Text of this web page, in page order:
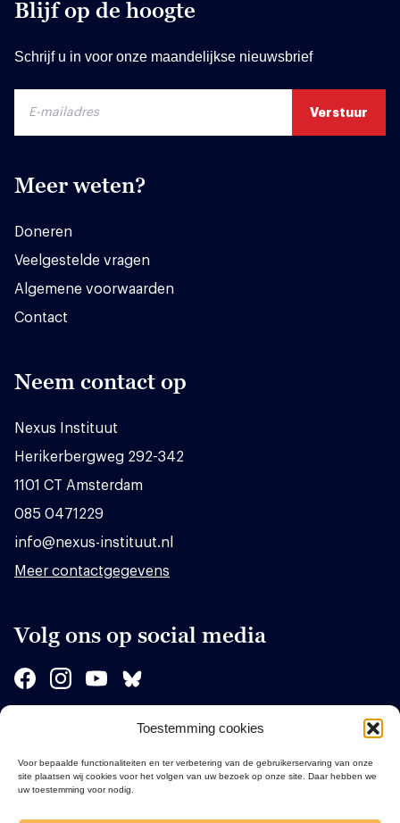
Toestemming cookies
Voor bepaalde functionaliteiten en ter verbetering van de gebruikerservaring van onze
site plaatsen wij cookies voor het volgen van uw bezoek op onze site. Daar hebben we
uw toestemming voor nodig.
Blijf op de hoogte
Schrijf u in voor onze maandelijkse nieuwsbrief
Meer weten?
Doneren
Veelgestelde vragen
Algemene voorwaarden
Contact
Neem contact op
Nexus Instituut
Herikerbergweg 292-342
1101 CT Amsterdam
085 0471229
info@nexus-instituut.nl
Meer contactgegevens
Volg ons op social media